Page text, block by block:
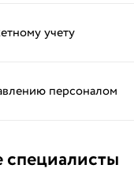
учету
персоналом